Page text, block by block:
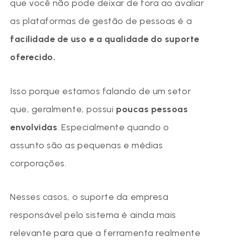
que você não pode deixar de fora ao avaliar
as plataformas de gestão de pessoas é a
facilidade de uso e a qualidade do suporte
oferecido.
Isso porque estamos falando de um setor
que, geralmente, possui poucas pessoas
envolvidas. Especialmente quando o
assunto são as pequenas e médias
corporações.
Nesses casos, o suporte da empresa
responsável pelo sistema é ainda mais
relevante para que a ferramenta realmente